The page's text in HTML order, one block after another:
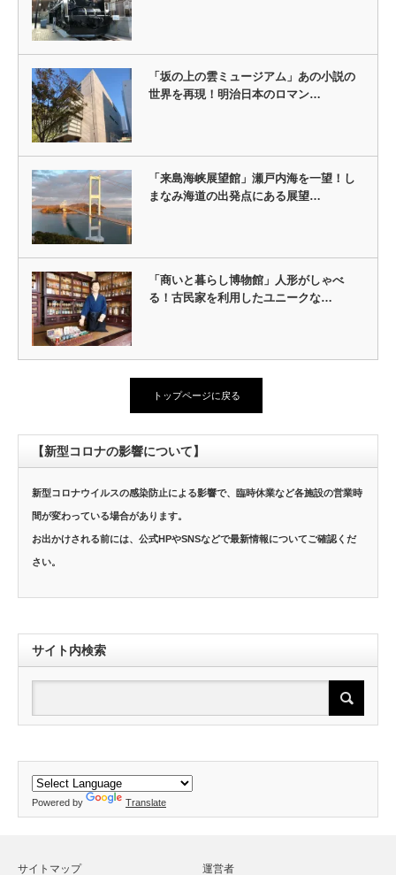
「坂の上の雲ミュージアム」あの小説の
世界を再現！明治日本のロマン…
「来島海峡展望館」瀬戸内海を一望！し
まなみ海道の出発点にある展望…
「商いと暮らし博物館」人形がしゃべ
る！古民家を利用したユニークな…
トップページに戻る
【新型コロナの影響について】
新型コロナウイルスの感染防止による影響で、臨時休業など各施設の営業時
間が変わっている場合があります。
お出かけされる前には、公式HPやSNSなどで最新情報についてご確認くだ
さい。
サイト内検索
Powered by Translate
サイトマップ 運営者